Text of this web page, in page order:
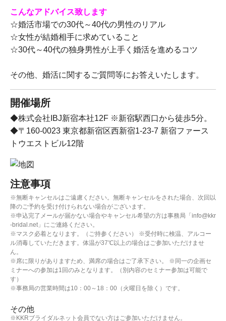
こんなアドバイス致します
☆婚活市場での30代～40代の男性のリアル
☆女性が結婚相手に求めていること
☆30代～40代の独身男性が上手く婚活を進めるコツ
その他、婚活に関するご質問等にお答えいたします。
開催場所
◆株式会社IBJ新宿本社12F ※新宿駅西口から徒歩5分。
◆〒160-0023 東京都新宿区西新宿1-23-7 新宿ファース
トウエストビル12階
注意事項
※無断キャンセルはご遠慮ください。無断キャンセルをされた場合、次回以
降のご予約を受け付けられない場合がございます。
※申込完了メールが届かない場合やキャンセル希望の方は事務局「info@kkr
-bridal.net」にご連絡ください。
※マスク必着となります。（ご持参ください） ※受付時に検温、アルコー
ル消毒していただきます。体温が37℃以上の場合はご参加いただけませ
ん。
※席に限りがありますため、満席の場合はご了承下さい。 ※同一の企画セ
ミナーへの参加は1回のみとなります。（別内容のセミナー参加は可能で
す）
※事務局の営業時間は10：00～18：00（火曜日を除く）です。
その他
※KKRブライダルネット会員でない方はご参加いただけません。